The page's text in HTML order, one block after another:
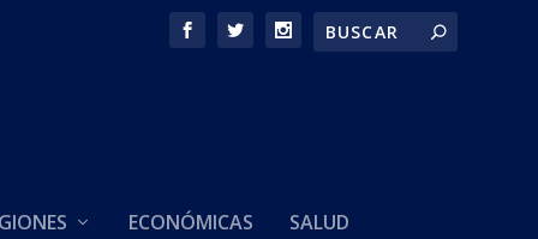
ECONÓMICAS SALUD